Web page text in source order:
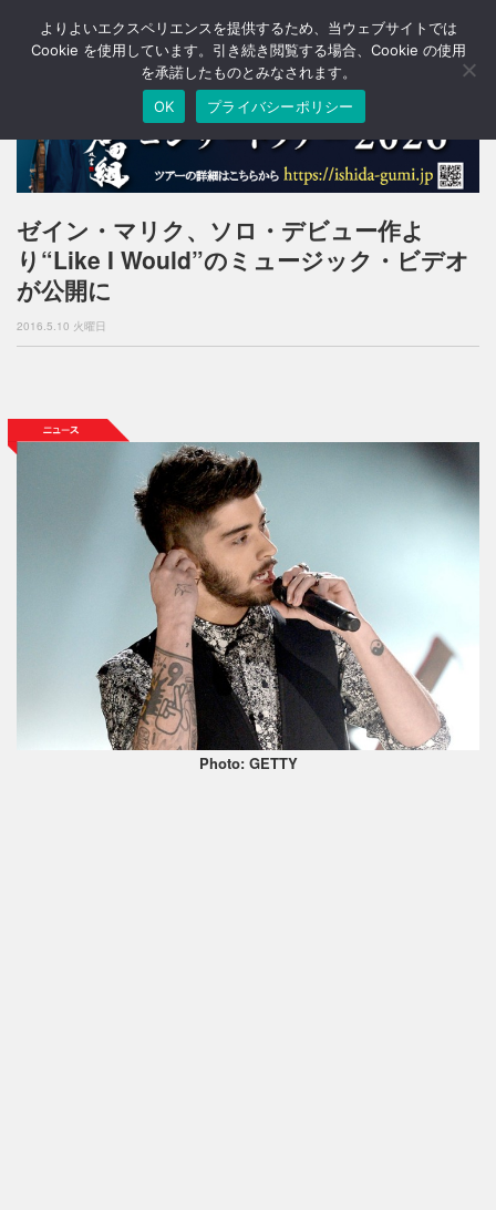
T
o
a
v
a
n
ゼイン・マリク、ソロ・デビュー作よ
り“Like I Would”のミュージック・ビデオ
が公開に
2016.5.10 火曜日
Photo: GETTY
よりよいエクスペリエンスを提供するため、当ウェブサイトでは
Cookie を使用しています。引き続き閲覧する場合、Cookie の使用
を承諾したものとみなされます。
OK
プライバシーポリシー